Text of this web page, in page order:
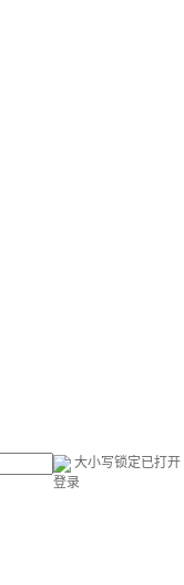
大小写锁定已打开
登录